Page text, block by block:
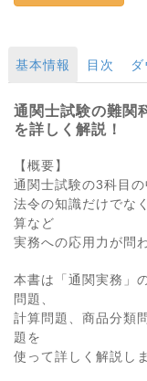
基本情報 目次
通関士試験の難関
を詳しく解説！
【概要】
通関士試験の3科目
法令の知識だけでな
算など
実務への応用力が問
本書は「通関実務」
問題、
計算問題、商品分類
題を
使って詳しく解説し